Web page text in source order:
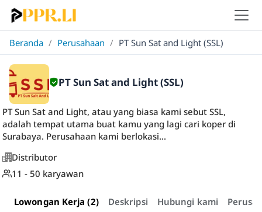
Beranda / Perusahaan / PT Sun Sat and Light (SSL)
PT Sun Sat and Light (SSL)
PT Sun Sat and Light, atau yang biasa kami sebut SSL,
adalah tempat utama buat kamu yang lagi cari koper di
Surabaya. Perusahaan kami berlokasi...
Distributor
11 - 50 karyawan
Lowongan Kerja (2) Deskripsi Hubungi kami